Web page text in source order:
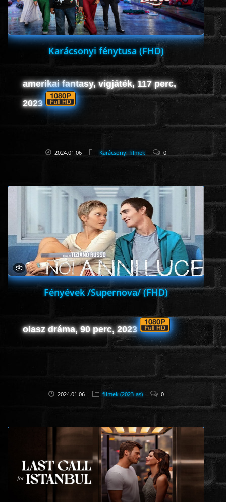
Karácsonyi fénytusa (FHD)
amerikai fantasy, vígjáték, 117 perc,
2023
2024.01.06 Karácsonyi filmek 0
Fényévek /Supernova/ (FHD)
olasz dráma, 90 perc, 2023
2024.01.06 filmek (2023-as) 0